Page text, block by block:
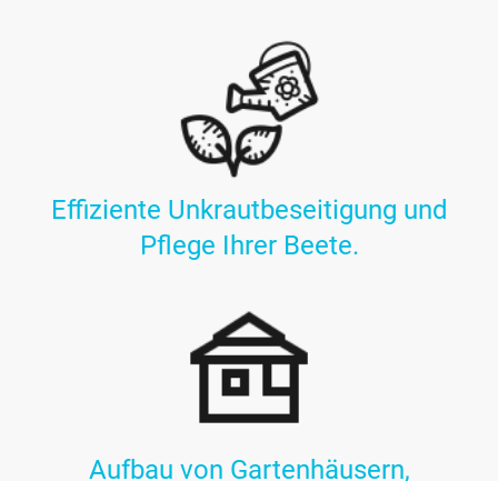
Effiziente Unkrautbeseitigung und
Pflege Ihrer Beete.
Aufbau von Gartenhäusern,